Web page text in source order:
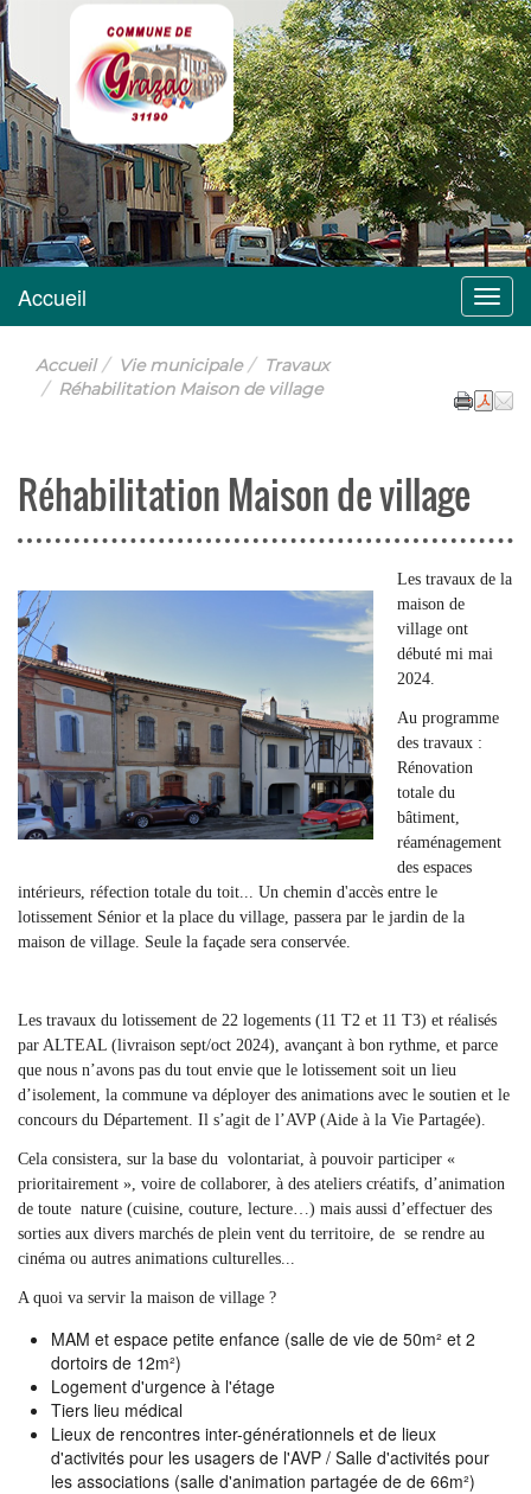
Grazac
Menu
Accueil
Accueil Vie municipale
Travaux
Réhabilitation Maison de village
Réhabilitation Maison de village
Les travaux de la
maison de
village ont
débuté mi mai
2024.
Au programme
des travaux :
Rénovation
totale du
bâtiment,
réaménagement
des espaces
intérieurs, réfection totale du toit... Un chemin d'accès entre le
lotissement Sénior et la place du village, passera par le jardin de la
maison de village. Seule la façade sera conservée.
Les travaux du lotissement de 22 logements (11 T2 et 11 T3) et réalisés
par ALTEAL (livraison sept/oct 2024), avançant à bon rythme, et parce
que nous n’avons pas du tout envie que le lotissement soit un lieu
d’isolement, la commune va déployer des animations avec le soutien et le
concours du Département. Il s’agit de l’AVP (Aide à la Vie Partagée).
Cela consistera, sur la base du volontariat, à pouvoir participer «
prioritairement », voire de collaborer, à des ateliers créatifs, d’animation
de toute nature (cuisine, couture, lecture…) mais aussi d’effectuer des
sorties aux divers marchés de plein vent du territoire, de se rendre au
cinéma ou autres animations culturelles...
A quoi va servir la maison de village ?
MAM et espace petite enfance (salle de vie de 50m² et 2
dortoirs de 12m²)
Logement d'urgence à l'étage
Tiers lieu médical
Lieux de rencontres inter-générationnels et de lieux
d'activités pour les usagers de l'AVP / Salle d'activités pour
les associations (salle d'animation partagée de de 66m²)